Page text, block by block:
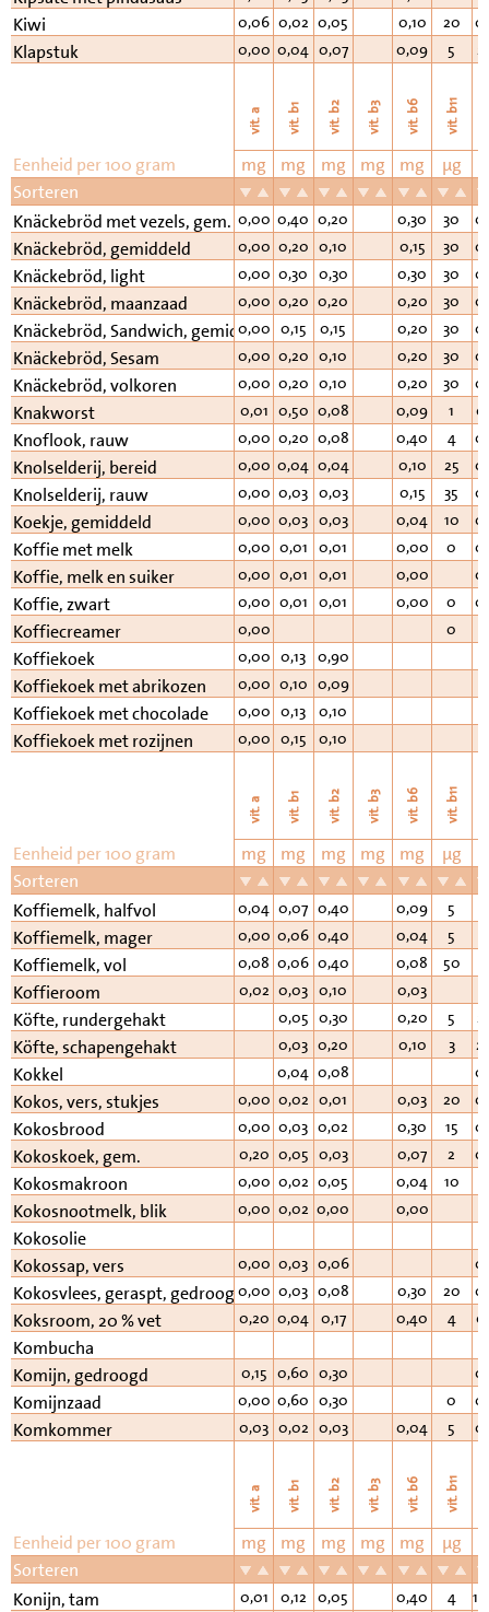
Kiwi 0,06 0,02 0,05 0,10 20
Klapstuk 0,00 0,04 0,07 0,09 5
vit. a vit. b1 vit. b2 vit. b3 vit. b6 vit. b11
Eenheid per 100 gram mg mg mg mg mg µg
Sorteren
Knäckebröd met vezels, gem. 0,00 0,40 0,20 0,30 30
Knäckebröd, gemiddeld 0,00 0,20 0,10 0,15 30
Knäckebröd, light 0,00 0,30 0,30 0,30 30
Knäckebröd, maanzaad 0,00 0,20 0,20 0,20 30
Knäckebröd, Sandwich, gemiddeld
0,00 0,15 0,15 0,20 30
Knäckebröd, Sesam 0,00 0,20 0,10 0,20 30
Knäckebröd, volkoren 0,00 0,20 0,10 0,20 30
Knakworst 0,01 0,50 0,08 0,09 1
Knoflook, rauw 0,00 0,20 0,08 0,40 4
Knolselderij, bereid 0,00 0,04 0,04 0,10 25
Knolselderij, rauw 0,00 0,03 0,03 0,15 35
Koekje, gemiddeld 0,00 0,03 0,03 0,04 10
Koffie met melk 0,00 0,01 0,01 0,00 0
Koffie, melk en suiker 0,00 0,01 0,01 0,00
Koffie, zwart 0,00 0,01 0,01 0,00 0
Koffiecreamer 0,00 0
Koffiekoek 0,00 0,13 0,90
Koffiekoek met abrikozen 0,00 0,10 0,09
Koffiekoek met chocolade 0,00 0,13 0,10
Koffiekoek met rozijnen 0,00 0,15 0,10
vit. a vit. b1 vit. b2 vit. b3 vit. b6 vit. b11
Eenheid per 100 gram mg mg mg mg mg µg
Sorteren
Koffiemelk, halfvol
0,04 0,07 0,40 0,09 5
Koffiemelk, mager 0,00 0,06 0,40 0,04 5
Koffiemelk, vol 0,08 0,06 0,40 0,08 50
Koffieroom 0,02 0,03 0,10 0,03
Köfte, rundergehakt 0,05 0,30 0,20 5
Köfte, schapengehakt 0,03 0,20 0,10 3
Kokkel 0,04 0,08
Kokos, vers, stukjes 0,00 0,02 0,01 0,03 20
Kokosbrood 0,00 0,03 0,02 0,30 15
Kokoskoek, gem. 0,20 0,05 0,03 0,07 2
Kokosmakroon 0,00 0,02 0,05 0,04 10
Kokosnootmelk, blik 0,00 0,02 0,00 0,00
Kokosolie
Kokossap, vers
0,00 0,03 0,06
Kokosvlees, geraspt, gedroogd0,00 0,03 0,08 0,30 20
Koksroom, 20 % vet 0,20 0,04 0,17 0,40 4
Kombucha
Komijn, gedroogd
0,15 0,60 0,30
Komijnzaad 0,00 0,60 0,30 0
Komkommer 0,03 0,02 0,03 0,04 5
vit. a vit. b1 vit. b2 vit. b3 vit. b6 vit. b11
Eenheid per 100 gram mg mg mg mg mg µg
Sorteren
Konijn, tam
0,01 0,12 0,05 0,40 4